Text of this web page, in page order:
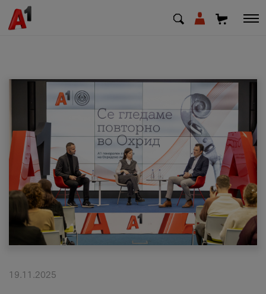
МК SQ
Приватни Деловни
Поддршка
Надополни кредит
19.11.2025